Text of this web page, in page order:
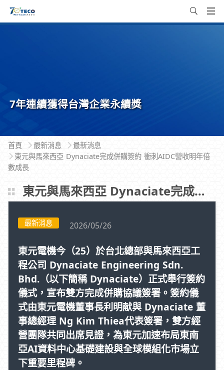
7年連續獲得台灣企業永續獎
首頁 最新消息
最新消息
東元與馬來西亞 Dynaciate完成併購簽約 衝刺AIDC營收明年倍
數成長
東元與馬來西亞 Dynaciate完成併購簽約 衝刺AIDC營收明年倍數成長
最新消息 2026/05/26
東元電機今（25）於台北總部與馬來西亞工
程公司 Dynaciate Engineering Sdn.
Bhd.（以下簡稱 Dynaciate）正式舉行簽約
儀式，宣布雙方完成併購協議簽署。簽約儀
式由東元電機董事長利明献與 Dynaciate 董
事總經理 Ng Kim Thiea代表簽署，雙方經
營團隊共同出席見證，為東元加速布局東南
亞AI資料中心基礎建設與全球模組化市場立
下重要里程碑。